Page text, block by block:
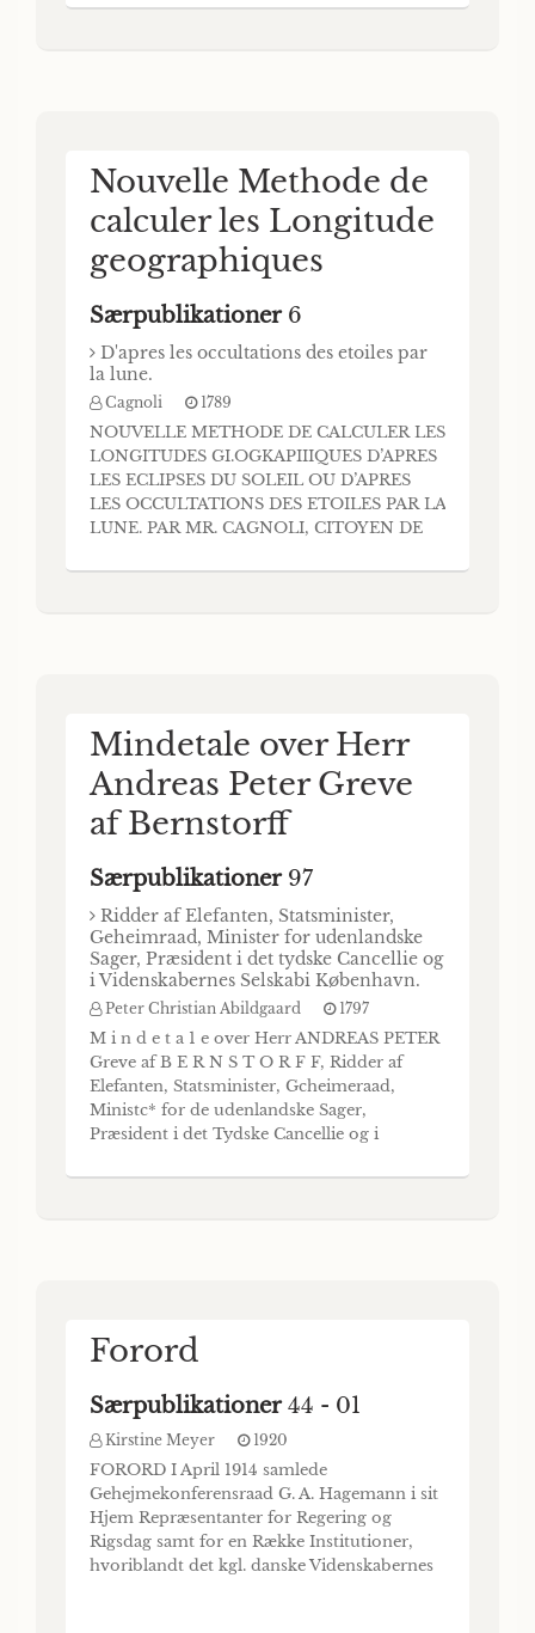
von dem Herrn Jusiihrath Wilhelm Ernst
Nouvelle Methode de
calculer les Longitude
geographiques
Særpublikationer 6
D'apres les occultations des etoiles par
la lune.
Cagnoli 1789
NOUVELLE METHODE DE CALCULER LES
LONGITUDES GI.OGKAPIIIQUES D’APRES
LES ECLIPSES DU SOLEIL OU D’APRES
LES OCCULTATIONS DES ETOILES PAR LA
LUNE. PAR MR. CAGNOLI, CITOYEN DE
DES ACADEMIES DE PADOUE ET DE
Mindetale over Herr
Andreas Peter Greve
af Bernstorff
Særpublikationer 97
Ridder af Elefanten, Statsminister,
Geheimraad, Minister for udenlandske
Sager, Præsident i det tydske Cancellie og
i Videnskabernes Selskabi København.
Peter Christian Abildgaard 1797
M i n d e t a 1 e over Herr ANDREAS PETER
Greve af B E R N S T O R F F, Ridder af
Elefanten, Statsminister, Gcheimeraad,
Ministc* for de udenlandske Sager,
Præsident i det Tydske Cancellie og i
holden. i Videnskabernes Selskab den 3
Forord
Særpublikationer44 - 01
Kirstine Meyer 1920
FORORD I April 1914 samlede
Gehejmekonferensraad G. A. Hagemann i sit
Hjem Repræsentanter for Regering og
Rigsdag samt for en Række Institutioner,
hvoriblandt det kgl. danske Videnskabernes